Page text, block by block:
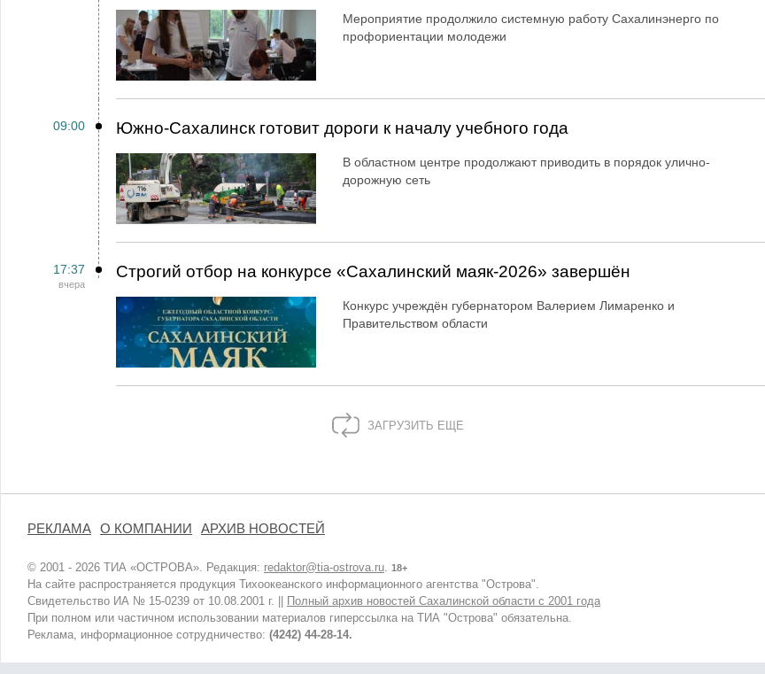
Мероприятие продолжило системную работу Сахалинэнерго по
профориентации молодежи
09:00 Южно-Сахалинск готовит дороги к началу учебного года
В областном центре продолжают приводить в порядок улично-
дорожную сеть
17:37
вчера
Строгий отбор на конкурсе «Сахалинский маяк‑2026» завершён
Конкурс учреждён губернатором Валерием Лимаренко и
Правительством области
ЗАГРУЗИТЬ ЕЩЕ
РЕКЛАМА О КОМПАНИИ АРХИВ НОВОСТЕЙ
© 2001 - 2026 ТИА «ОСТРОВА». Редакция: redaktor@tia-ostrova.ru. 18+
На сайте распространяется продукция Тихоокеанского информационного агентства "Острова".
Свидетельство ИА № 15-0239 от 10.08.2001 г. ||
Полный архив новостей Сахалинской области с 2001 года
При полном или частичном использовании материалов гиперссылка на ТИА "Острова" обязательна.
Реклама, информационное сотрудничество: (4242) 44-28-14.